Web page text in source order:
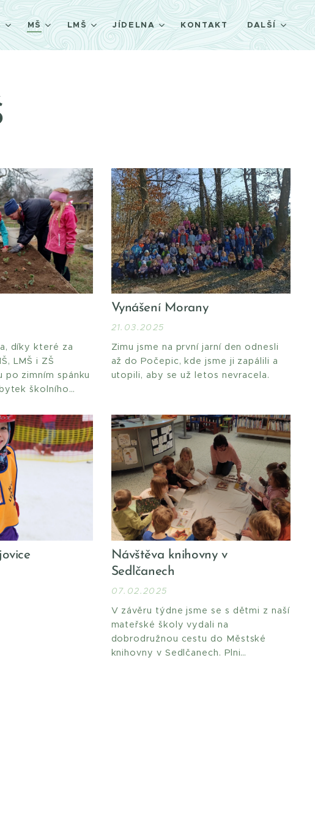
MŠ LMŠ JÍDELNA KONTAKT DALŠÍ
díky které za
LMŠ i ZŠ
po zimním spánku
školního
se letos
měřítku.
malý – vlastně
nápadu,
SRPŠ, se
Vynášení Morany
21.03.2025
Zimu jsme na první jarní den odnesli
až do Počepic, kde jsme ji zapálili a
utopili, aby se už letos nevracela.
Návštěva knihovny v
Sedlčanech
07.02.2025
V závěru týdne jsme se s dětmi z naší
mateřské školy vydali na
dobrodružnou cestu do Městské
knihovny v Sedlčanech. Plni